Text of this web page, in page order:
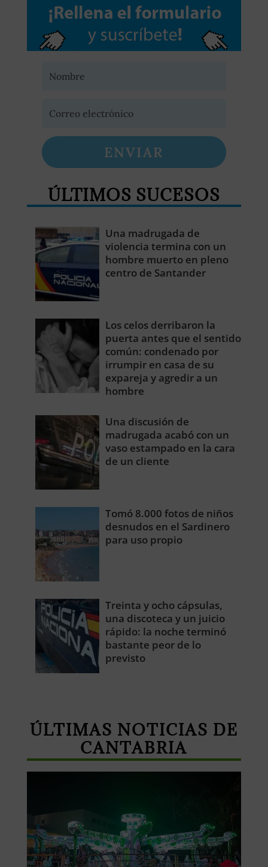
ENVIAR
ÚLTIMOS SUCESOS
Una madrugada de
violencia termina con un
hombre muerto en pleno
centro de Santander
Los celos derribaron la
puerta antes que el sentido
común: condenado por
irrumpir en casa de su
expareja y agredir a un
hombre
Una discusión de
madrugada acabó con un
vaso estampado en la cara
de un cliente
Tomó 8.000 fotos de niños
desnudos en el Sardinero
para uso propio
Treinta y ocho cápsulas,
una discoteca y un juicio
rápido: la noche terminó
bastante peor de lo
previsto
ÚLTIMAS NOTICIAS DE
CANTABRIA